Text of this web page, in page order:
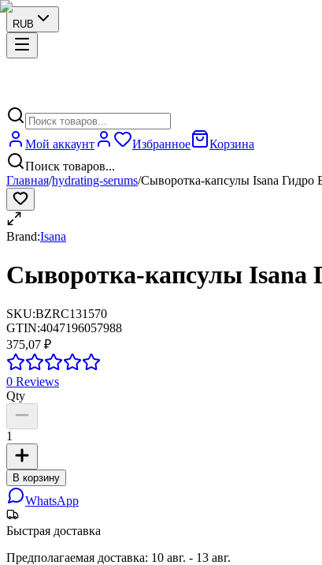
RUB
Мой аккаунт Избранное
Корзина
Поиск товаров...
Главная/hydrating-serums/Сыворотка-капсулы Isana
Brand:Isana
Сыворотка-капсулы
SKU:BZRC131570
GTIN:4047196057988
375,07 ₽
0 Reviews
Qty
1
В корзину
WhatsApp
Быстрая доставка
Предполагаемая доставка: 10 авг. - 13 авг.